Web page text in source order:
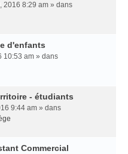
2016 8:29 am » dans
d'enfants
10:53 am » dans
- étudiants
9:44 am » dans
Commercial